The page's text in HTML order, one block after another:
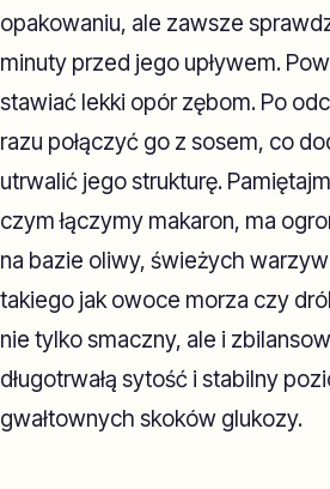
opakowaniu, ale zawsze
minuty przed jego upływem.
stawiać lekki opór zębom. Po
razu połączyć go z sosem, co
utrwalić jego strukturę.
czym łączymy makaron, ma
na bazie oliwy, świeżych warzyw
takiego jak owoce morza czy
nie tylko smaczny, ale i
długotrwałą sytość i stabilny
gwałtownych skoków glukozy.